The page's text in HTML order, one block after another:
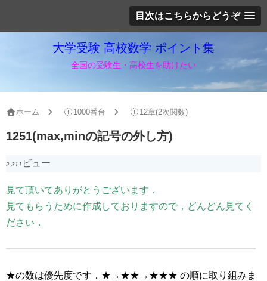
目次はこちらからどうぞ
大学受験 高校数学 ポイント集
全国の受験生・高校生を助けたい
ホーム 1000番台 12章(2次関数)
1251(max,minの記号の外し方)
2,311 ビュー
見て頂いてありがとうございます．
見てもらうために作成しておりますので，どんどん見てく
ださい．
★の数は優先度です．★→★★→★★★ の順に取り組みま